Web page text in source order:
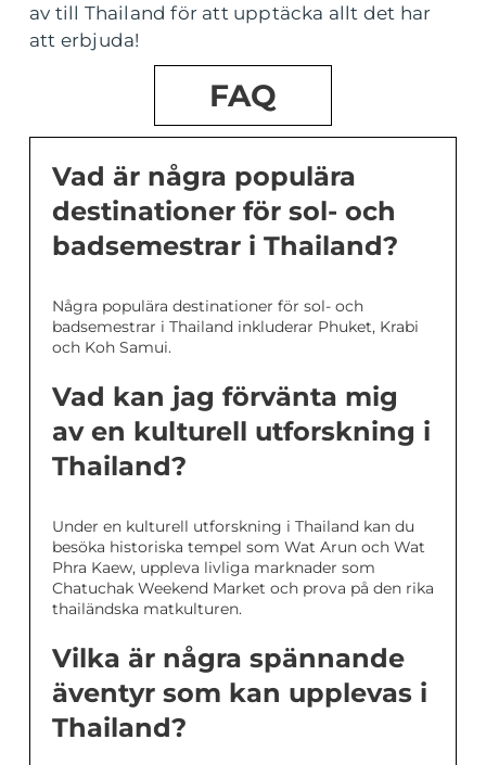
av till Thailand för att upptäcka allt det har
att erbjuda!
FAQ
Vad är några populära
destinationer för sol- och
badsemestrar i Thailand?
Några populära destinationer för sol- och
badsemestrar i Thailand inkluderar Phuket, Krabi
och Koh Samui.
Vad kan jag förvänta mig
av en kulturell utforskning i
Thailand?
Under en kulturell utforskning i Thailand kan du
besöka historiska tempel som Wat Arun och Wat
Phra Kaew, uppleva livliga marknader som
Chatuchak Weekend Market och prova på den rika
thailändska matkulturen.
Vilka är några spännande
äventyr som kan upplevas i
Thailand?